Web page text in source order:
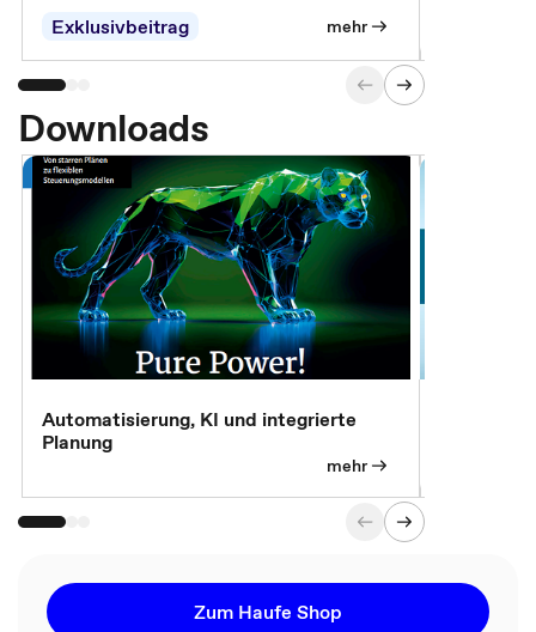
Exklusivbeitrag
mehr
Downloads
Automatisierung, KI und integrierte
Planung
mehr
Zum Haufe Shop